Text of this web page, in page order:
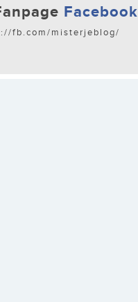
Facebook
fb.com/misterjeblog/